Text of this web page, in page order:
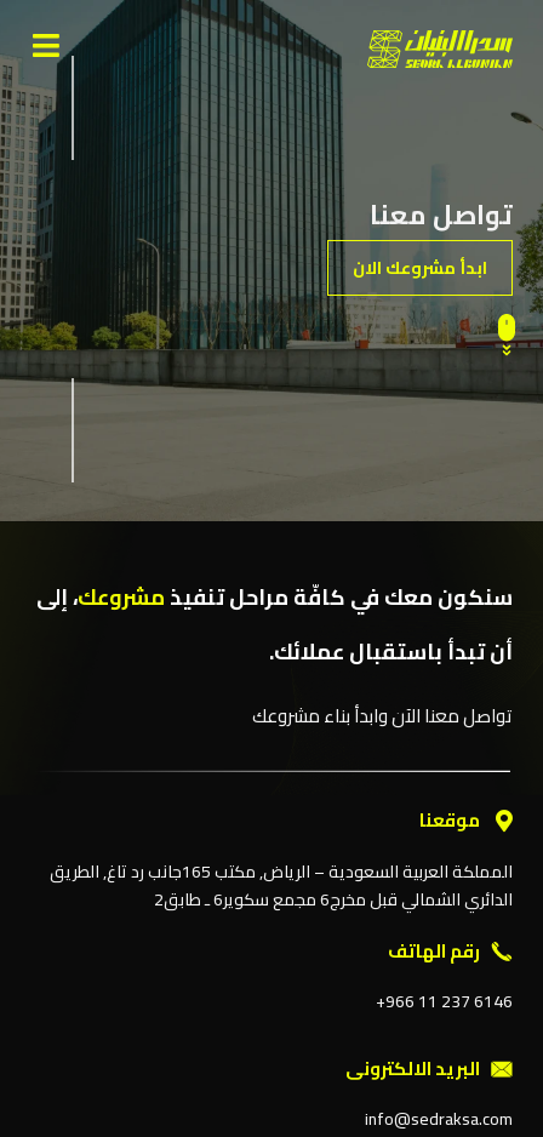
تواصل معنا
ابدأ مشروعك الان
سنكون معك في كافّة مراحل تنفيذمشروعك، إلى
أن تبدأ باستقبال عملائك.
تواصل معنا الآن وابدأ بناء مشروعك
موقعنا
المملكة العربية السعودية – الرياض, مكتب 165جانب رد تاغ, الطريق
الدائري الشمالي قبل مخرج6 مجمع سكوير6 ـ طابق2
رقم الهاتف
‎+966 11 237 6146
البريد الالكترونى
info@sedraksa.com